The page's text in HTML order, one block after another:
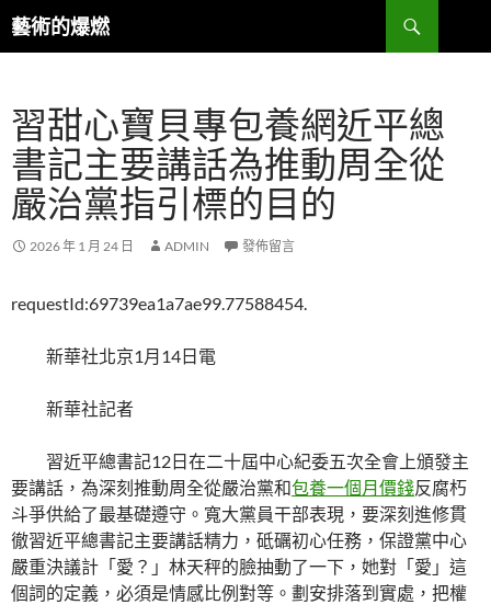
至
內
藝術的爆燃
搜
尋
習甜心寶貝專包養網近平總
書記主要講話為推動周全從
嚴治黨指引標的目的
2026 年 1 月 24 日 ADMIN 發佈留言
requestId:69739ea1a7ae99.77588454.
新華社北京1月14日電
新華社記者
習近平總書記12日在二十屆中心紀委五次全會上頒發主
要講話，為深刻推動周全從嚴治黨和包養一個月價錢反腐朽
斗爭供給了最基礎遵守。寬大黨員干部表現，要深刻進修貫
徹習近平總書記主要講話精力，砥礪初心任務，保證黨中心
嚴重決議計「愛？」林天秤的臉抽動了一下，她對「愛」這
個詞的定義，必須是情感比例對等。劃安排落到實處，把權